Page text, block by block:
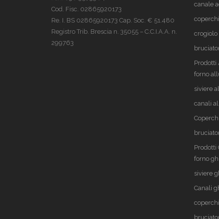
Cod. Fisc. 02865920173
Re. I. BS 02865920173 Cap. Soc. € 51.480
Registro Trib. Brescia n. 35055 – C.C.I.A.A. n.
299763
canale
crogiolo
Prodotti
forno
siviere
canali
Prodotti
forno
siviere
Canali